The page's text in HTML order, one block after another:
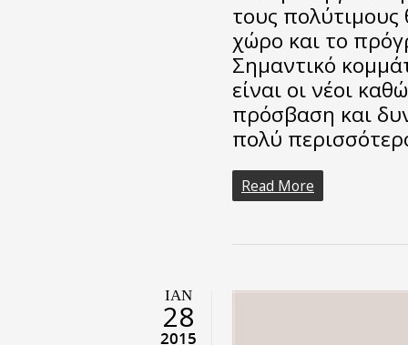
τους
χώρο και το
Σημαντικό
είναι οι νέοι
πρόσβαση και
πολύ
Read More
ΙΑΝ
28
2015